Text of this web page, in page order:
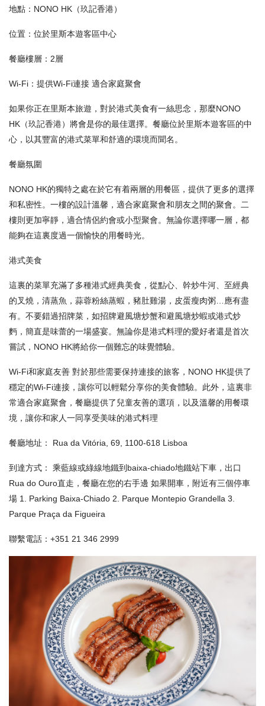
地點：NONO HK（玖記香港）
位置：位於里斯本遊客區中心
餐廳樓層：2層
Wi-Fi：提供Wi-Fi連接 適合家庭聚會
如果你正在里斯本旅遊，對於港式美食有一絲思念，那麼NONO
HK（玖記香港）將會是你的最佳選擇。餐廳位於里斯本遊客區的中
心，以其豐富的港式菜單和舒適的環境而聞名。
餐廳氛圍
NONO HK的獨特之處在於它有着兩層的用餐區，提供了更多的選擇
和私密性。一樓的設計溫馨，適合家庭聚會和朋友之間的聚會。二
樓則更加寧靜，適合情侶約會或小型聚會。無論你選擇哪一層，都
能夠在這裏度過一個愉快的用餐時光。
港式美食
這裏的菜單充滿了多種港式經典美食，從點心、幹炒牛河、至經典
的叉燒，清蒸魚，蒜蓉粉絲蒸蝦，豬肚雞湯，皮蛋瘦肉粥…應有盡
有。不要錯過招牌菜，如招牌避風塘炒蟹和避風塘炒蝦或港式炒
麪，簡直是味蕾的一場盛宴。無論你是港式料理的愛好者還是首次
嘗試，NONO HK將給你一個難忘的味覺體驗。
Wi-Fi和家庭友善 對於那些需要保持連接的旅客，NONO HK提供了
穩定的Wi-Fi連接，讓你可以輕鬆分享你的美食體驗。此外，這裏非
常適合家庭聚會，餐廳提供了兒童友善的選項，以及溫馨的用餐環
境，讓你和家人一同享受美味的港式料理
餐廳地址： Rua da Vitória, 69, 1100-618 Lisboa
到達方式： 乘藍線或綠線地鐵到baixa-chiado地鐵站下車，出口
Rua do Ouro直走，餐廳在您的右手邊 如果開車，附近有三個停車
場 1. Parking Baixa-Chiado 2. Parque Montepio Grandella 3.
Parque Praça da Figueira
聯繫電話：+351 21 346 2999